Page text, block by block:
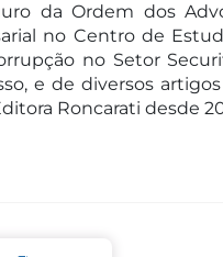
da Ordem dos
no Centro de
no Setor
e de diversos
Roncarati desde